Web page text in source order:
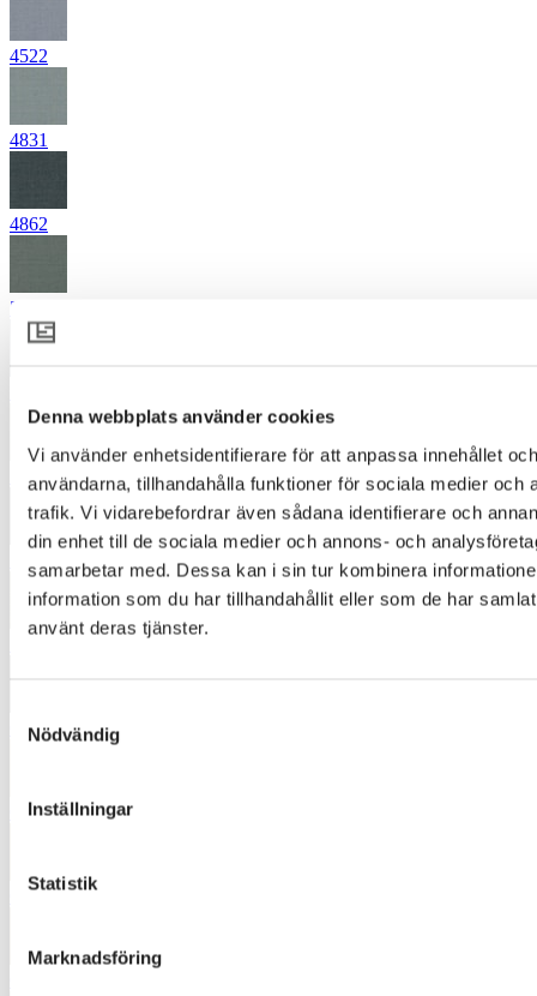
Denna webbplats använder cookies
Vi använder enhetsidentifierare för att anpassa innehållet
användarna, tillhandahålla funktioner för sociala medier och
trafik. Vi vidarebefordrar även sådana identifierare och
din enhet till de sociala medier och annons- och
samarbetar med. Dessa kan i sin tur kombinera
information som du har tillhandahållit eller som de har
använt deras tjänster.
Nödvändig
Inställningar
Statistik
Marknadsföring
4522
4831
4862
5251
5731
6360
6422
6443